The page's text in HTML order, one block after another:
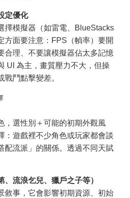
定優化
擇模擬器（如雷電、BlueStacks
方面要注意：FPS（幀率）要開
合理、不要讓模擬器佔太多記憶
UI 為主，畫質壓力不大，但操
鬥點擊變差。
，選性別＋可能的初期外觀風
：遊戲裡不少角色或玩家都會談
配流派」的關係。透過不同天賦
、流浪乞兒、獵戶之子等）
敘事，它會影響初期資源、初始